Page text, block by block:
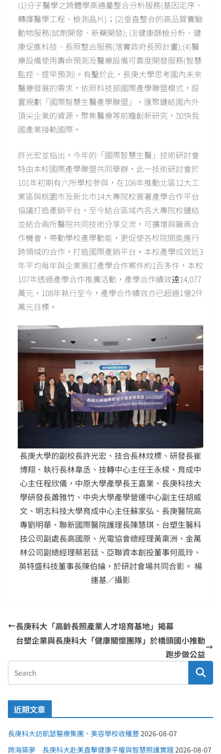
(1)分子醫學之跨體學高通量整合分析服務(基因定序、
轉譯醫學工程、檢測晶片)；(2)垂直整合的高品質實驗
動物服務(試劑開發、新藥開發); (3)健康篩檢分析、健
康促進科技、長照整合服務(落實政府長照計畫);(4)醫
療設備使用壽命預測及醫療設備可靠度開發服務(智慧
監控、提早預測)。有鑿於此，長庚大學思考國內未來
醫療發展的需求，依照科技部國際產學聯盟模式，設
置規劃「國際智慧生醫產學聯盟」，匯聚鏈結國內外
頂尖企業的資源，聚焦醫療等前瞻創新研究，加快我
國產業接軌國際。
許光宏並指出，今年的「國際智慧生醫」技術研討會
特由本校國際產學聯盟共同舉辦，此一技術研討會於
101年初期有六所學校參與，在106年推動北區12大工
業區與桃園市及新北市14大專院校簽署產學合作平台
協議打造產銷平台，至今結合區域內各大專院校鏈結
並結合兩所醫院共同技術分享交流，可擴增與廠商合
作機會，帶動學校產學動能，更促使各校院間能進行
跨領域的合作，打造國際產銷平台。本校產學成效近3
年平均每年與企業簽訂產學合作案件約1百多件，本校
107年透過產學合作推廣活動，產學合作績效逹14,077
萬元，108年執行至今，產學合作績效亦已超過1億2仟
萬元目標。
長庚大學的副校長許光宏、技合長林炆標、研發長崔
博翔、執行長林韋丞、技轉中心主任王永樑、育成中
心主任程欣儀，中原大學產學長王嘉業、長庚科技大
學研發長蕭雅竹、中央大學產學營運中心副主任胡威
文、明志科技大學育成中心主任蘇家弘、長庚醫院高
專劉明華、聯新國際醫院護理長陳慧琪、台塑生醫科
技公司副處長高國原、光電協會總經理黃稟洲、金萬
林公司副總經理蔡若廷、亞聯資本創投董事何鳯玲、
英特盛科技董事長陳伯綸，於研討會場共同合影。 楊
連基／攝影
長庚科大「高齡長照產業人才培育基地」揭幕
台塑企業與長庚科大「健康關懷團隊」於橋頭國小推動
跑步做公益
近期文章
長庚科大訪凱瑟醫療集團、美容學校收穫豐 2026-08-07
跨海築夢 長庚科大赴美直擊健康平權與智慧照護實踐2026-08-07